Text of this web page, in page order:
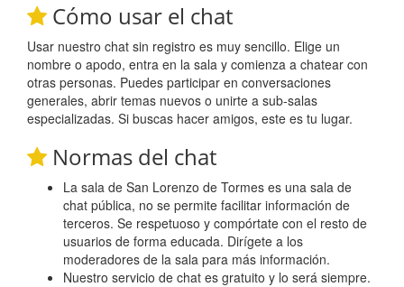
Cómo usar el chat
Usar nuestro chat sin registro es muy sencillo. Elige un
nombre o apodo, entra en la sala y comienza a chatear con
otras personas. Puedes participar en conversaciones
generales, abrir temas nuevos o unirte a sub-salas
especializadas. Si buscas hacer amigos, este es tu lugar.
Normas del chat
La sala de San Lorenzo de Tormes es una sala de
chat pública, no se permite facilitar información de
terceros. Se respetuoso y compórtate con el resto de
usuarios de forma educada. Dirígete a los
moderadores de la sala para más información.
Nuestro servicio de chat es gratuito y lo será siempre.